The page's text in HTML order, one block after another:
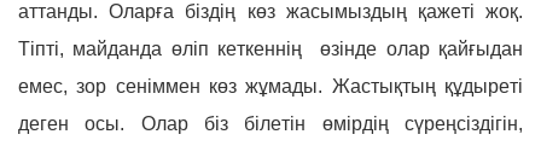
аттанды. Оларға біздің көз жасымыздың қажеті жоқ.
Тіпті, майданда өліп кеткеннің өзінде олар қайғыдан
емес, зор сеніммен көз жұмады. Жастықтың құдыреті
деген осы. Олар біз білетін өмірдің сүреңсіздігін,